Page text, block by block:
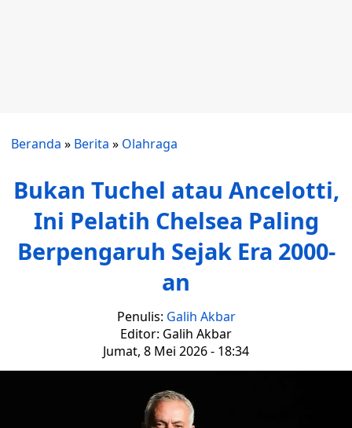
Beranda » Berita » Olahraga
Bukan Tuchel atau Ancelotti,
Ini Pelatih Chelsea Paling
Berpengaruh Sejak Era 2000-
an
Penulis: Galih Akbar
Editor: Galih Akbar
Jumat, 8 Mei 2026 - 18:34